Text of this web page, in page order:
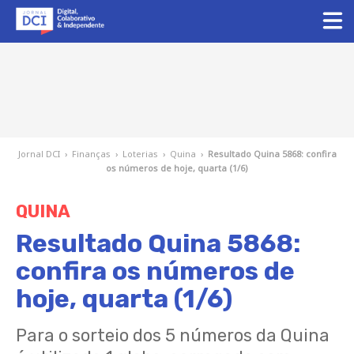
Jornal DCI › Finanças › Loterias › Quina › Resultado Quina 5868: confira
os números de hoje, quarta (1/6)
QUINA
Resultado Quina 5868:
confira os números de
hoje, quarta (1/6)
Para o sorteio dos 5 números da Quina